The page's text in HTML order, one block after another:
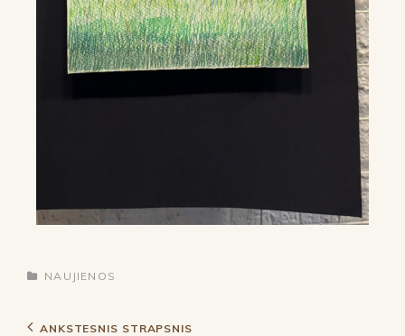
NAUJIENOS
ANKSTESNIS STRAPSNIS